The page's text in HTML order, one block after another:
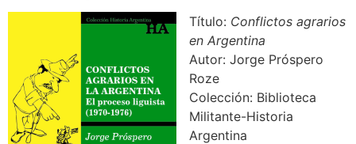
Título: Conflictos agrarios
en Argentina
Autor: Jorge Próspero
Roze
Colección: Biblioteca
Militante-Historia
Argentina